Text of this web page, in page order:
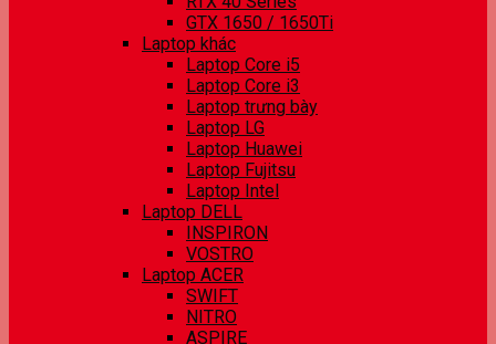
GTX 1650 / 1650Ti
Laptop khác
Laptop Core i5
Laptop Core i3
Laptop trưng bày
Laptop LG
Laptop Huawei
Laptop Fujitsu
Laptop Intel
Laptop DELL
INSPIRON
VOSTRO
Laptop ACER
SWIFT
NITRO
ASPIRE